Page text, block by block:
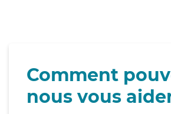
Comment
nous vous